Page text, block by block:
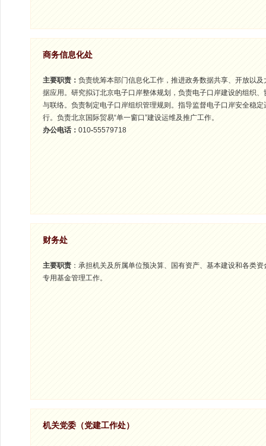
商务信息化处
主要职责： 负责统筹本部门信息化工作，推进政务数据共享、开放以及
据应用。研究拟订北京电子口岸整体规划，负责电子口岸建设的组织、
与联络。负责制定电子口岸组织管理规则。指导监督电子口岸安全稳定
行。负责北京国际贸易“单一窗口”建设运维及推广工作。
办公电话： 010-55579718
财务处
主要职责 ：承担机关及所属单位预决算、国有资产、基本建设和各类资
专用基金管理工作。
机关党委（党建工作处）